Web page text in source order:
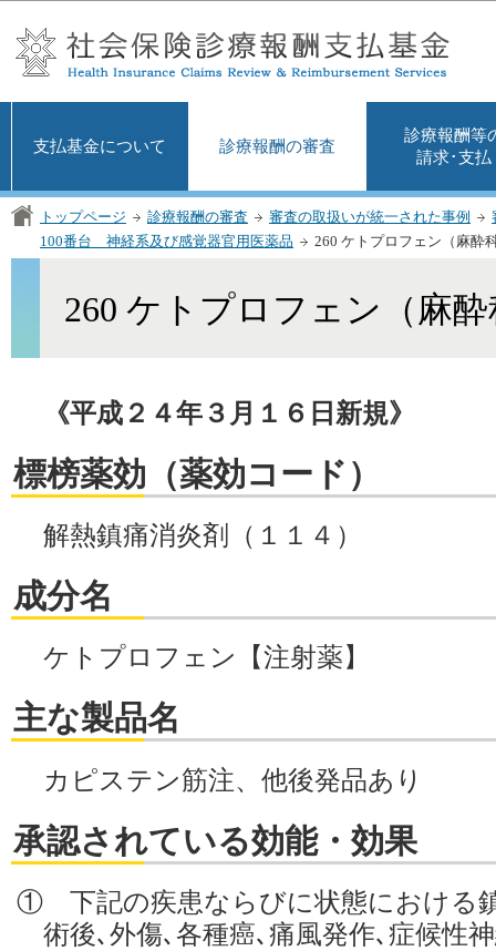
支払基金について 診療報酬の審査
診療報酬等
請求･支払
トップページ 診療報酬の審査 審査の取扱いが統一された事例
100番台 神経系及び感覚器官用医薬品
260 ケトプロフェン（麻酔
260 ケトプロフェン（麻酔
《平成２４年３月１６日新規》
標榜薬効（薬効コード）
解熱鎮痛消炎剤（１１４）
成分名
ケトプロフェン【注射薬】
主な製品名
カピステン筋注、他後発品あり
承認されている効能・効果
① 下記の疾患ならびに状態における
術後､外傷､各種癌､痛風発作､症候性